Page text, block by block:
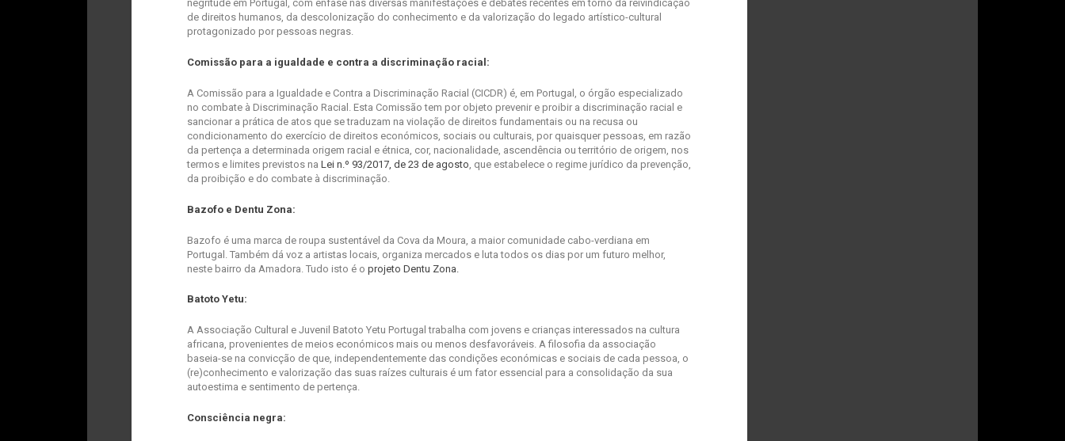
negritude em Portugal, com ênfase nas diversas manifestações e debates recentes em torno da reivindicação
de direitos humanos, da descolonização do conhecimento e da valorização do legado artístico-cultural
protagonizado por pessoas negras.
Comissão para a igualdade e contra a discriminação racial:
A Comissão para a Igualdade e Contra a Discriminação Racial (CICDR) é, em Portugal, o órgão especializado
no combate à Discriminação Racial. Esta Comissão tem por objeto prevenir e proibir a discriminação racial e
sancionar a prática de atos que se traduzam na violação de direitos fundamentais ou na recusa ou
condicionamento do exercício de direitos económicos, sociais ou culturais, por quaisquer pessoas, em razão
da pertença a determinada origem racial e étnica, cor, nacionalidade, ascendência ou território de origem, nos
termos e limites previstos naLei n.º 93/2017, de 23 de agosto , que estabelece o regime jurídico da prevenção,
da proibição e do combate à discriminação.
Bazofo e Dentu Zona:
Bazofo é uma marca de roupa sustentável da Cova da Moura, a maior comunidade cabo-verdiana em
Portugal. Também dá voz a artistas locais, organiza mercados e luta todos os dias por um futuro melhor,
neste bairro da Amadora. Tudo isto é oprojeto Dentu Zona.
Batoto Yetu:
A Associação Cultural e Juvenil Batoto Yetu Portugal trabalha com jovens e crianças interessados na cultura
africana, provenientes de meios económicos mais ou menos desfavoráveis. A filosofia da associação
baseia-se na convicção de que, independentemente das condições económicas e sociais de cada pessoa, o
(re)conhecimento e valorização das suas raízes culturais é um fator essencial para a consolidação da sua
autoestima e sentimento de pertença.
Consciência negra: